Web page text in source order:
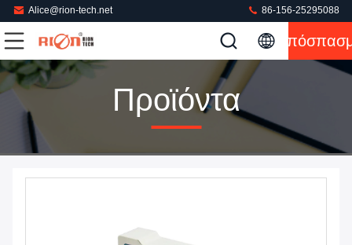
Alice@rion-tech.net 86-156-25295088
Προϊόντα